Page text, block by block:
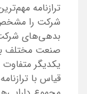
ترازنامه
شرکت را مشخص
بدهی‌های شرکت
صنعت مختلف با
یکدیگر متفاوت
قیاس با